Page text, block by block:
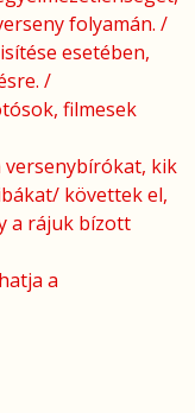
folyamán. /
esetében,
/
filmesek
versenybírókat, kik
követtek el,
a rájuk bízott
a